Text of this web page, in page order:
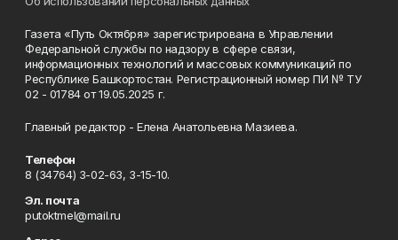
Газета «Путь Октября» зарегистрирована в Управлении
Федеральной службы по надзору в сфере связи,
информационных технологий и массовых коммуникаций по
Республике Башкортостан. Регистрационный номер ПИ № ТУ
02 - 01784 от 19.05.2025 г.
Главный редактор - Елена Анатольевна Мазиева.
Телефон
8 (34764) 3-02-63, 3-15-10.
Эл. почта
putoktmel@mail.ru